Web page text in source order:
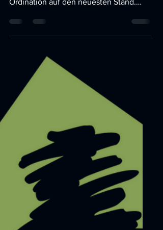
Hardware und Software in der
Ordination auf den neuesten Stand.